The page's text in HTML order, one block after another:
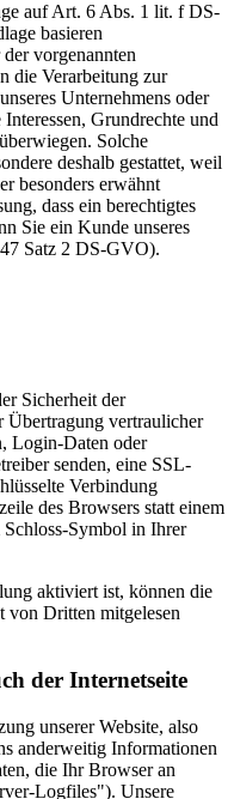
auf Art. 6 Abs. 1 lit. f DS-
basieren
vorgenannten
die Verarbeitung zur
Unternehmens oder
Grundrechte und
Solche
deshalb gestattet, weil
besonders erwähnt
dass ein berechtigtes
Sie ein Kunde unseres
Satz 2 DS-GVO).
Sicherheit der
Übertragung vertraulicher
Login-Daten oder
senden, eine SSL-
Verbindung
des Browsers statt einem
Symbol in Ihrer
aktiviert ist, können die
von Dritten mitgelesen
der Internetseite
unserer Website, also
anderweitig Informationen
die Ihr Browser an
Logfiles"). Unsere